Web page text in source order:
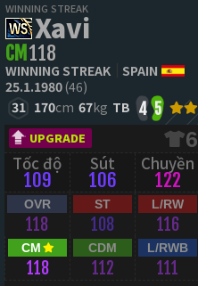
WINNING STREAK
Xavi
CM 118
WINNING STREAK
SPAIN
25.1.1980(46)
31 170cm 67kg TB 4 5
UPGRADE 6
Tốc độ
109
Sút
106
Chuyền
122
OVR
118
ST
108
L/RW
116
CM
118
CDM
112
L/RWB
111